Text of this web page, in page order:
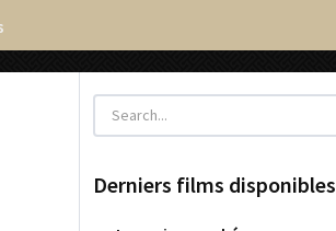
Derniers films disponibles